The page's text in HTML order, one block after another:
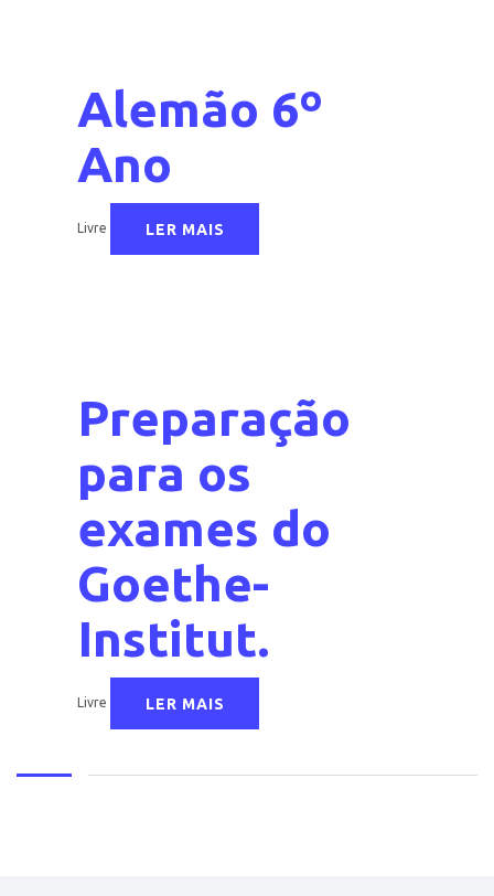
Alemão 6º
Ano
Livre LER MAIS
Preparação
para os
exames do
Goethe-
Institut.
Livre LER MAIS